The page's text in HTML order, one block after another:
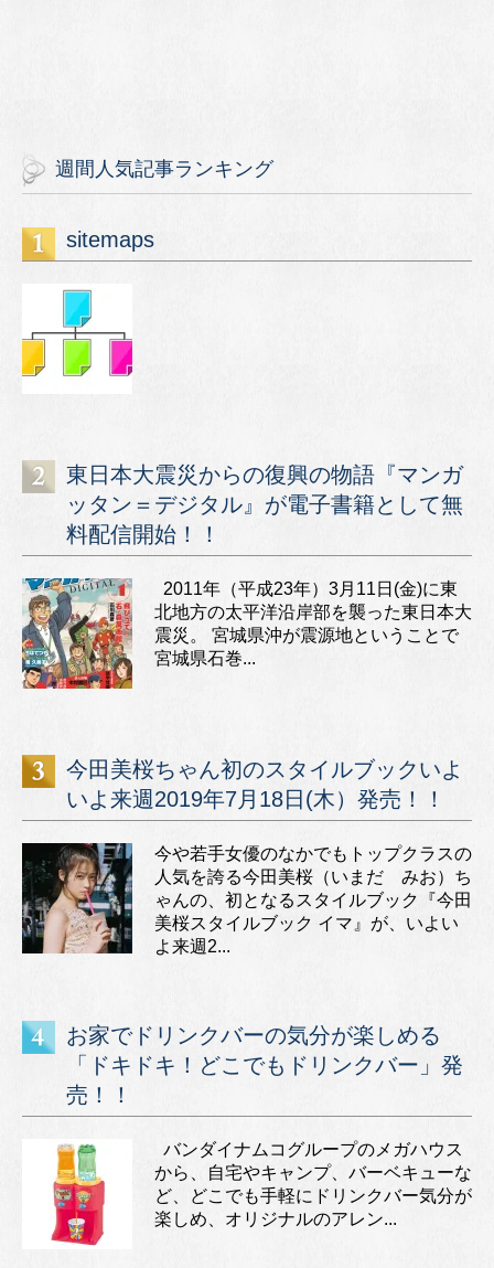
週間人気記事ランキング
sitemaps
東日本大震災からの復興の物語『マンガ
ッタン＝デジタル』が電子書籍として無
料配信開始！！
2011年（平成23年）3月11日(金)に東
北地方の太平洋沿岸部を襲った東日本大
震災。 宮城県沖が震源地ということで
宮城県石巻...
今田美桜ちゃん初のスタイルブックいよ
いよ来週2019年7月18日(木）発売！！
今や若手女優のなかでもトップクラスの
人気を誇る今田美桜（いまだ みお）ち
ゃんの、初となるスタイルブック『今田
美桜スタイルブック イマ』が、いよい
よ来週2...
お家でドリンクバーの気分が楽しめる
「ドキドキ！どこでもドリンクバー」発
売！！
バンダイナムコグループのメガハウス
から、自宅やキャンプ、バーベキューな
ど、どこでも手軽にドリンクバー気分が
楽しめ、オリジナルのアレン...